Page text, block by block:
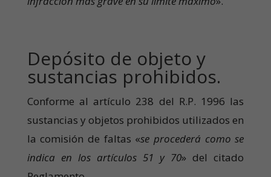
Depósito de objeto y
sustancias prohibidos.
Conforme al artículo 238 del R.P. 1996 las
sustancias y objetos prohibidos utilizados en
la comisión de faltas «se procederá como se
indica en los artículos 51 y 70» del citado